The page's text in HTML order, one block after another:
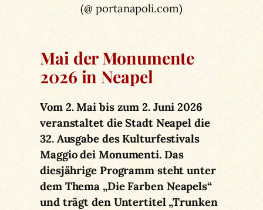
(@ portanapoli.com)
Mai der Monumente
2026 in Neapel
Vom 2. Mai bis zum 2. Juni 2026
veranstaltet die Stadt Neapel die
32. Ausgabe des Kulturfestivals
Maggio dei Monumenti. Das
diesjährige Programm steht unter
dem Thema „Die Farben Neapels“
und trägt den Untertitel „Trunken